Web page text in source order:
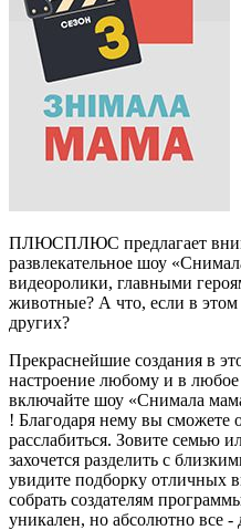
ПЛЮСПЛЮС предлагает
развлекательное шоу
видеоролики, главными
животные? А что, если в
других?
Прекраснейшие создания в
настроение любому и в любое
включайте шоу «Снимала
! Благодаря нему вы сможете
расслабиться. Зовите семью
захочется разделить с
увидите подборку отличных
собрать создателям
уникален, но абсолютно все